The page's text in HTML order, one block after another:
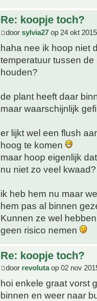
Re: koopje toch?
door sylvia27 op 24 okt
haha nee ik hoop niet
temperatuur tussen
houden?
de plant heeft daar
maar waarschijnlijk
er lijkt wel een flush
hoog te komen
maar hoop eigenlijk
nu niet zo veel kwaad?
ik heb hem nu maar
hem pas al binnen
Kunnen ze wel
geen risico nemen
Re: koopje toch?
door revolutaop 02 nov
hoi enkele graat vorst
binnen en weer naar